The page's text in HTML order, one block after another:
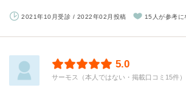
2021年10月受診 / 2022年02月投稿 15人が参考に
5.0
サーモス（本人ではない・掲載口コミ15件）